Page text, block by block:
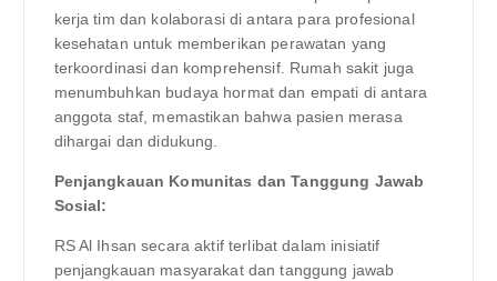
kerja tim dan kolaborasi di antara para profesional
kesehatan untuk memberikan perawatan yang
terkoordinasi dan komprehensif. Rumah sakit juga
menumbuhkan budaya hormat dan empati di antara
anggota staf, memastikan bahwa pasien merasa
dihargai dan didukung.
Penjangkauan Komunitas dan Tanggung Jawab
Sosial:
RS Al Ihsan secara aktif terlibat dalam inisiatif
penjangkauan masyarakat dan tanggung jawab